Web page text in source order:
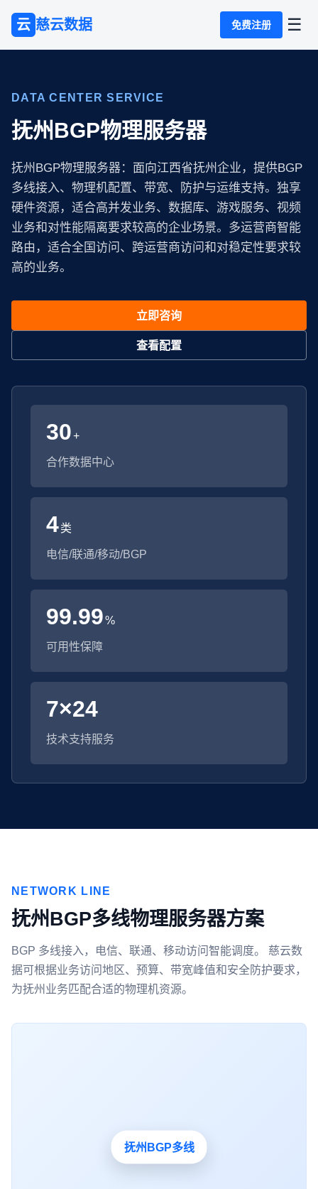
云 慈云数据 免费注册 ☰
DATA CENTER SERVICE
抚州BGP物理服务器
抚州BGP物理服务器：面向江西省抚州企业，提供BGP
多线接入、物理机配置、带宽、防护与运维支持。独享
硬件资源，适合高并发业务、数据库、游戏服务、视频
业务和对性能隔离要求较高的企业场景。多运营商智能
路由，适合全国访问、跨运营商访问和对稳定性要求较
高的业务。
立即咨询
查看配置
30+
合作数据中心
4类
电信/联通/移动/BGP
99.99%
可用性保障
7×24
技术支持服务
NETWORK LINE
抚州BGP多线物理服务器方案
BGP 多线接入，电信、联通、移动访问智能调度。 慈云数
据可根据业务访问地区、预算、带宽峰值和安全防护要求，
为抚州业务匹配合适的物理机资源。